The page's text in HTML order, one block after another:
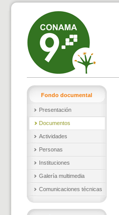
Fondo documental
Presentación
Documentos
Actividades
Personas
Instituciones
Galería multimedia
Comunicaciones técnicas